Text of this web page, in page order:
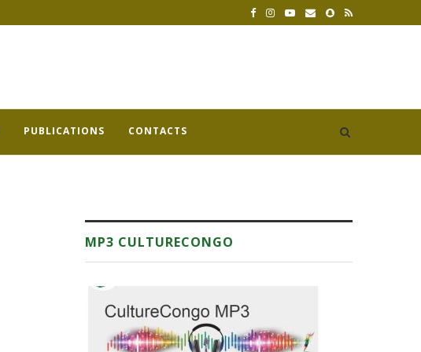
PUBLICATIONS CONTACTS
MP3 CULTURECONGO